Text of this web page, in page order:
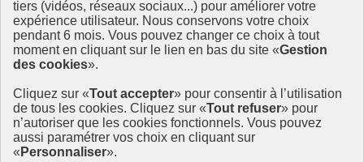
tiers (vidéos, réseaux sociaux...) pour améliorer votre
expérience utilisateur. Nous conservons votre choix
pendant 6 mois. Vous pouvez changer ce choix à tout
moment en cliquant sur le lien en bas du site «Gestion
des cookies».
Cliquez sur «Tout accepter» pour consentir à l’utilisation
de tous les cookies. Cliquez sur «Tout refuser» pour
n’autoriser que les cookies fonctionnels. Vous pouvez
aussi paramétrer vos choix en cliquant sur
« Personnaliser».
Gouvernement
Ce site propose l’information de référence concernant l’Agenda
2030 et la feuille de route de la France. Il valorise la mobilisation de
tous les acteurs.
info.gouv.fr- ouvre une nouvelle fenêtre
service-public.fr - ouvre une nouvelle fenêtre
legifrance.gouv.fr- ouvre une nouvelle fenêtre
data.gouv.fr- ouvre une nouvelle fenêtre